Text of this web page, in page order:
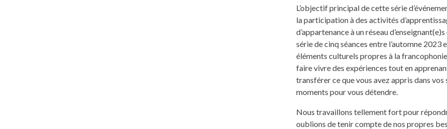
L’objectif principal de cette série
la participation à des activités
d’appartenance à un réseau
série de cinq séances entre l’automne
éléments culturels propres à la
faire vivre des expériences tout en
transférer ce que vous avez appris dans
moments pour vous détendre.
Nous travaillons tellement fort pour
oublions de tenir compte de nos propres